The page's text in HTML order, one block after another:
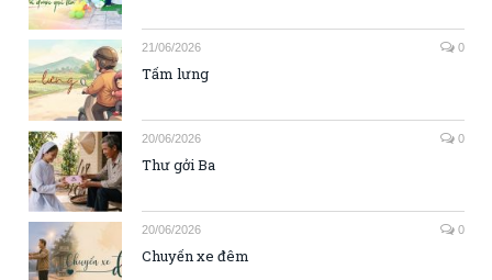
21/06/2026 0
Tấm lưng
20/06/2026 0
Thư gởi Ba
20/06/2026 0
Chuyến xe đêm